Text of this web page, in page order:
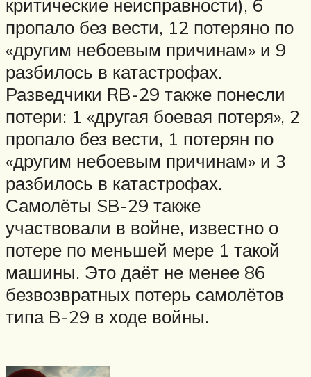
критические неисправности), 6
пропало без вести, 12 потеряно по
«другим небоевым причинам» и 9
разбилось в катастрофах.
Разведчики RB-29 также понесли
потери: 1 «другая боевая потеря», 2
пропало без вести, 1 потерян по
«другим небоевым причинам» и 3
разбилось в катастрофах.
Самолёты SB-29 также
участвовали в войне, известно о
потере по меньшей мере 1 такой
машины. Это даёт не менее 86
безвозвратных потерь самолётов
типа B-29 в ходе войны.